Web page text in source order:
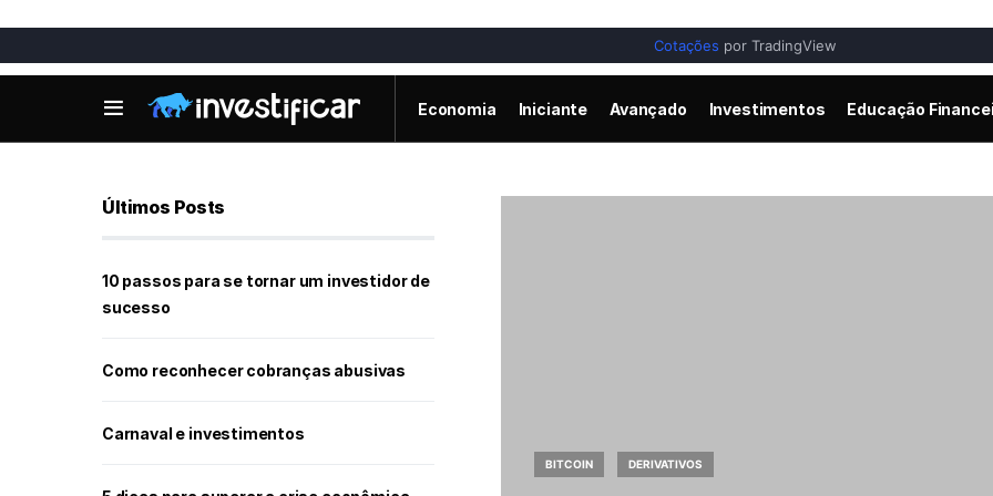
Cotações por TradingView
Economia Iniciante Avançado Investimentos Educação
BITCOIN DERIVATIVOS
Últimos Posts
10 passos para se tornar um investidor de
sucesso
Como reconhecer cobranças abusivas
Carnaval e investimentos